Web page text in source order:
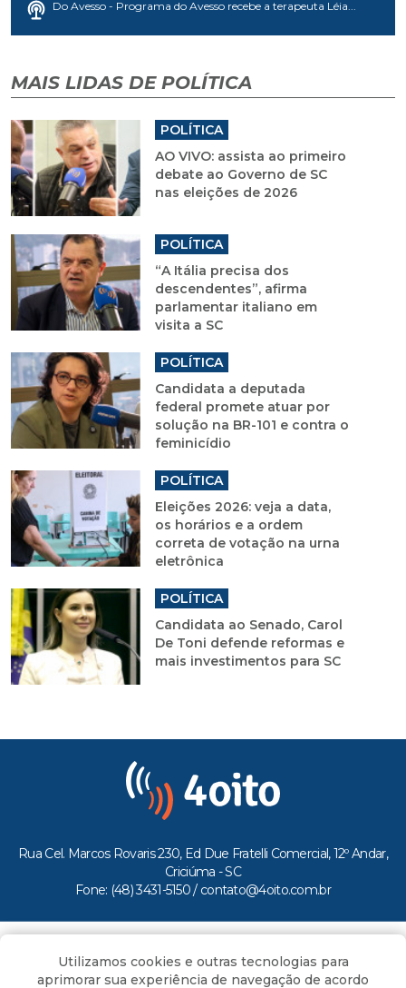
Do Avesso - Programa do Avesso recebe a terapeuta Léia...
MAIS LIDAS DE POLÍTICA
POLÍTICA
AO VIVO: assista ao primeiro
debate ao Governo de SC
nas eleições de 2026
POLÍTICA
“A Itália precisa dos
descendentes”, afirma
parlamentar italiano em
visita a SC
POLÍTICA
Candidata a deputada
federal promete atuar por
solução na BR-101 e contra o
feminicídio
POLÍTICA
Eleições 2026: veja a data,
os horários e a ordem
correta de votação na urna
eletrônica
POLÍTICA
Candidata ao Senado, Carol
De Toni defende reformas e
mais investimentos para SC
Rua Cel. Marcos Rovaris 230, Ed Due Fratelli Comercial, 12º Andar,
Criciúma - SC
Fone: (48) 3431-5150 / contato@4oito.com.br
Todos os direitos reservados ao Portal 4oito
Utilizamos cookies e outras tecnologias para
aprimorar sua experiência de navegação de acordo